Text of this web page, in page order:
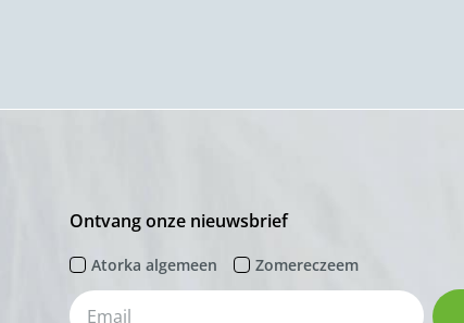
Ontvang onze nieuwsbrief
Atorka algemeen Zomereczeem